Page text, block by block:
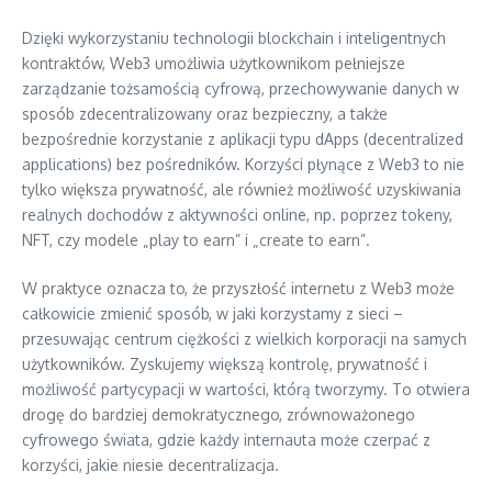
Dzięki wykorzystaniu technologii blockchain i inteligentnych
kontraktów, Web3 umożliwia użytkownikom pełniejsze
zarządzanie tożsamością cyfrową, przechowywanie danych w
sposób zdecentralizowany oraz bezpieczny, a także
bezpośrednie korzystanie z aplikacji typu dApps (decentralized
applications) bez pośredników. Korzyści płynące z Web3 to nie
tylko większa prywatność, ale również możliwość uzyskiwania
realnych dochodów z aktywności online, np. poprzez tokeny,
NFT, czy modele „play to earn” i „create to earn”.
W praktyce oznacza to, że przyszłość internetu z Web3 może
całkowicie zmienić sposób, w jaki korzystamy z sieci –
przesuwając centrum ciężkości z wielkich korporacji na samych
użytkowników. Zyskujemy większą kontrolę, prywatność i
możliwość partycypacji w wartości, którą tworzymy. To otwiera
drogę do bardziej demokratycznego, zrównoważonego
cyfrowego świata, gdzie każdy internauta może czerpać z
korzyści, jakie niesie decentralizacja.